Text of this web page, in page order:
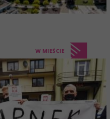
W MIEŚCIE